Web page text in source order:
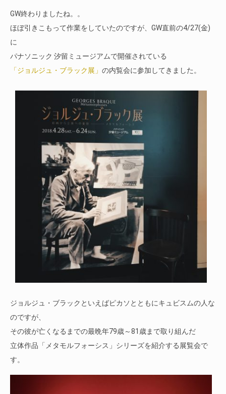
GW終わりましたね。。
ほぼ引きこもって作業をしていたのですが、GW直前の4/27(金)
に
パナソニック 汐留ミュージアムで開催されている
「ジョルジュ・ブラック展」 の内覧会に参加してきました。
ジョルジュ・ブラックといえばピカソとともにキュビスムの人な
のですが、
その彼が亡くなるまでの最晩年79歳～81歳まで取り組んだ
立体作品「メタモルフォーシス」シリーズを紹介する展覧会で
す。